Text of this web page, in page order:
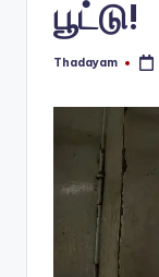
பூட்டு!
Posted
Thadayam